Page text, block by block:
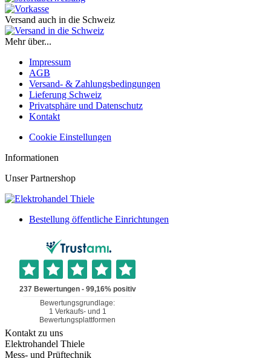
Versand auch in die Schweiz
Mehr über...
Impressum
AGB
Versand- & Zahlungsbedingungen
Lieferung Schweiz
Privatsphäre und Datenschutz
Kontakt
Cookie Einstellungen
Informationen
Unser Partnershop
Bestellung öffentliche Einrichtungen
Kontakt zu uns
Elektrohandel Thiele
Mess- und Prüftechnik